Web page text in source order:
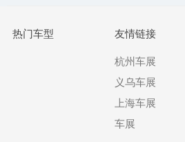
热门车型 友情链接
杭州车展
义乌车展
上海车展
车展